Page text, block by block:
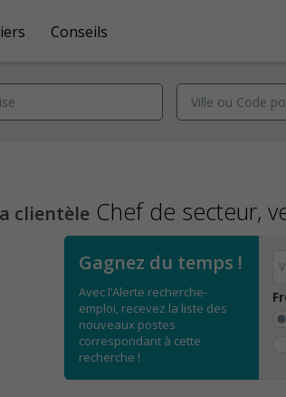
Conseils
clientèle Chef de secteur,
Gagnez du temps !
Avec l’Alerte recherche-
emploi, recevez la liste des
nouveaux postes
correspondant à cette
recherche !